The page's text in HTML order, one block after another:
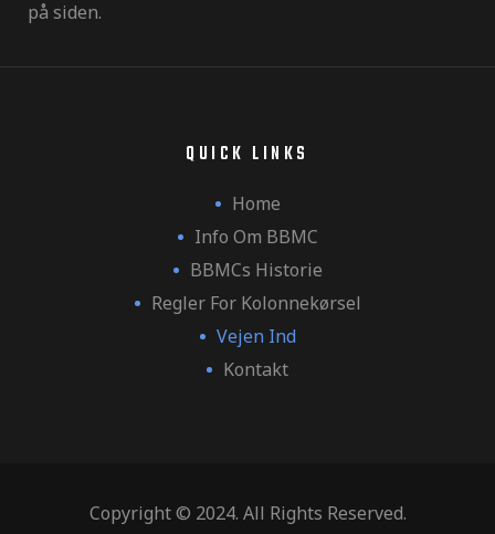
på siden.
QUICK LINKS
Home
Info Om BBMC
BBMCs Historie
Regler For Kolonnekørsel
Vejen Ind
Kontakt
Copyright © 2024. All Rights Reserved.